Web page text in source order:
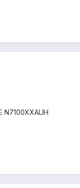
N7100XXALIH